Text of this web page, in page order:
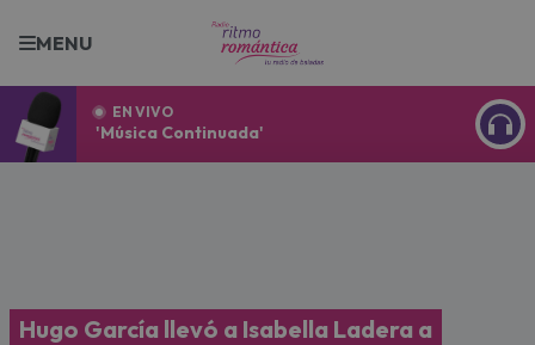
MENU
EN VIVO
'Música Continuada'
Hugo García llevó a Isabella Ladera a